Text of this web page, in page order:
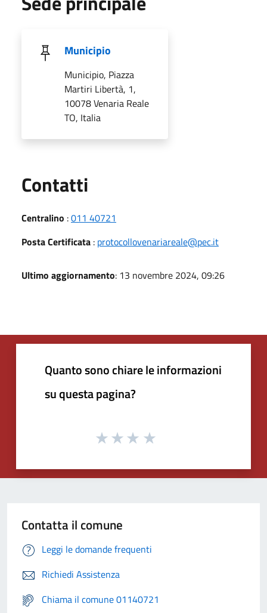
Municipio
Municipio, Piazza
Martiri Libertà, 1,
10078 Venaria Reale
TO, Italia
Contatti
Centralino :011 40721
Posta Certificata : protocollovenariareale@pec.it
Ultimo aggiornamento: 13 novembre 2024, 09:26
Quanto sono chiare le informazioni
su questa pagina?
Contatta il comune
Leggi le domande frequenti
Richiedi Assistenza
Chiama il comune 01140721